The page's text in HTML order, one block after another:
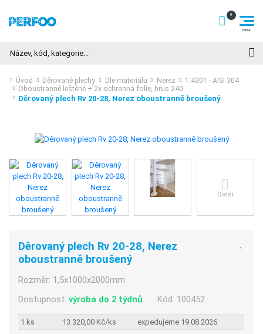
Úvod Děrované plechy Dle materiálu Nerez
1.4301 - AISI 304
Oboustranně leštěné + 2x ochranná folie, brus 240
Děrovaný plech Rv 20-28, Nerez oboustranně broušený
Další
Děrovaný plech Rv 20-28, Nerez
oboustranně broušený
Rozměr: 1,5x1000x2000mm
Dostupnost:výroba do 2 týdnů Kód: 100452
1 ks 13 320,00 Kč/ks
expedujeme 19.08.2026